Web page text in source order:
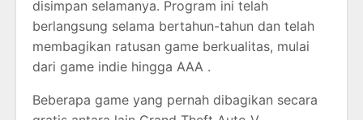
disimpan selamanya. Program ini telah
berlangsung selama bertahun-tahun dan telah
membagikan ratusan game berkualitas, mulai
dari game indie hingga AAA .
Beberapa game yang pernah dibagikan secara